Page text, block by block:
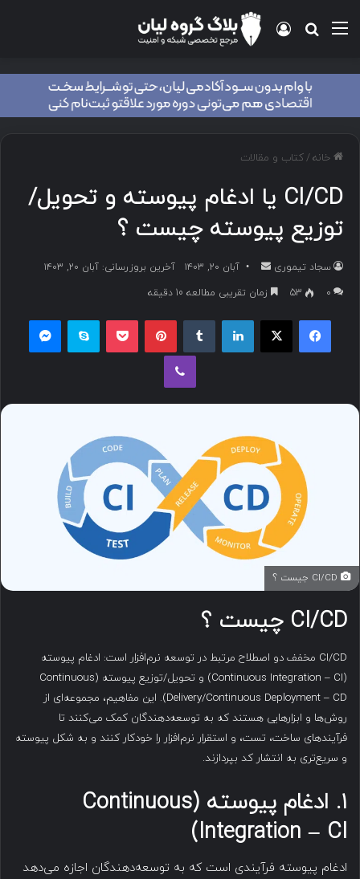
منو جستجو برای
ورود
خانه/کتاب و مقالات
CI/CD یا ادغام پیوسته و تحویل/
توزیع پیوسته چیست ؟
سجاد تیموری
ر
ا
ا
م
آبان ۲۰, ۱۴۰۳
آخرین بروزرسانی: آبان ۲۰, ۱۴۰۳
۰
53 زمان تقریبی مطالعه 10 دقیقه
فیسبوک ایکس لینکداین پینتریست پاکت اسکایپ
وایبر
CI/CD چیست ؟
CI/CD مخفف دو اصطلاح مرتبط در توسعه نرم‌افزار است: ادغام پیوسته
(Continuous Integration – CI) و تحویل/توزیع پیوسته (Continuous
Delivery/Continuous Deployment – CD). این مفاهیم، مجموعه‌ای از
روش‌ها و ابزارهایی هستند که به توسعه‌دهندگان کمک می‌کنند تا
فرآیندهای ساخت، تست، و استقرار نرم‌افزار را خودکار کنند و به شکل پیوسته
و سریع‌تری به انتشار کد بپردازند.
۱. ادغام پیوسته (Continuous
Integration – CI)
ادغام پیوسته فرآیندی است که به توسعه‌دهندگان اجازه می‌دهد